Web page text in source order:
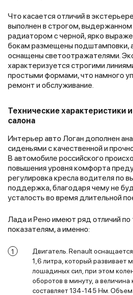
Что касается отличий в
выполнен в строгом, выдержанном
радиатором с черной, ярко
бокам размещены подштамповки,
оснащены светоотражателями.
характеризуется строгими
простыми формами, что намного
ремонт и обслуживание.
Технические характеристики
салона
Интерьер авто Логан дополнен
сиденьями с качественной и
В автомобиле российского
повышения уровня комфорта
регулировка кресла водителя по
поддержка, благодаря чему не
усталость во время длительной
Лада и Рено имеют ряд отличий по
показателям, а именно:
Двигатель. Renault
1,6 литра, который развивает
лошадиных сил, при этом
оборотов в минуту, а
составляет 134-145 Нм.